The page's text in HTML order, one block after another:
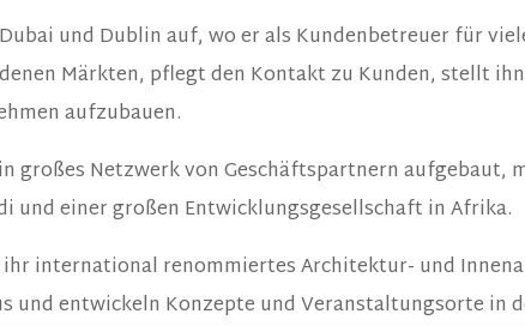
und Dublin auf, wo er als Kundenbetreuer für
Märkten, pflegt den Kontakt zu Kunden, stellt
aufzubauen.
großes Netzwerk von Geschäftspartnern
und einer großen Entwicklungsgesellschaft in Afrika.
international renommiertes Architektur- und
und entwickeln Konzepte und Veranstaltungsorte in